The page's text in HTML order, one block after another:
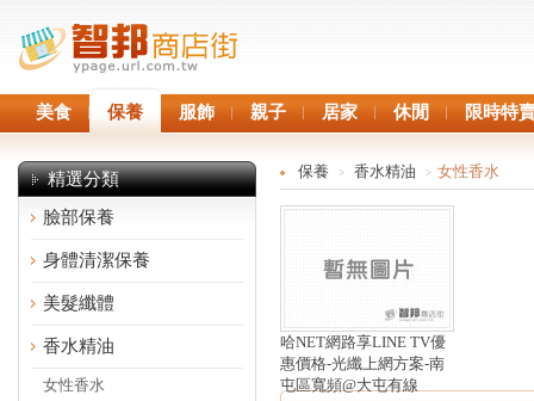
美食 保養 服飾 親子 居家 休閒 限時特
精選分類
臉部保養
身體清潔保養
美髮纖體
香水精油
女性香水
保養 > 香水精油 > 女性香水
哈NET網路享LINE TV優
惠價格-光纖上網方案-南
屯區寬頻@大屯有線